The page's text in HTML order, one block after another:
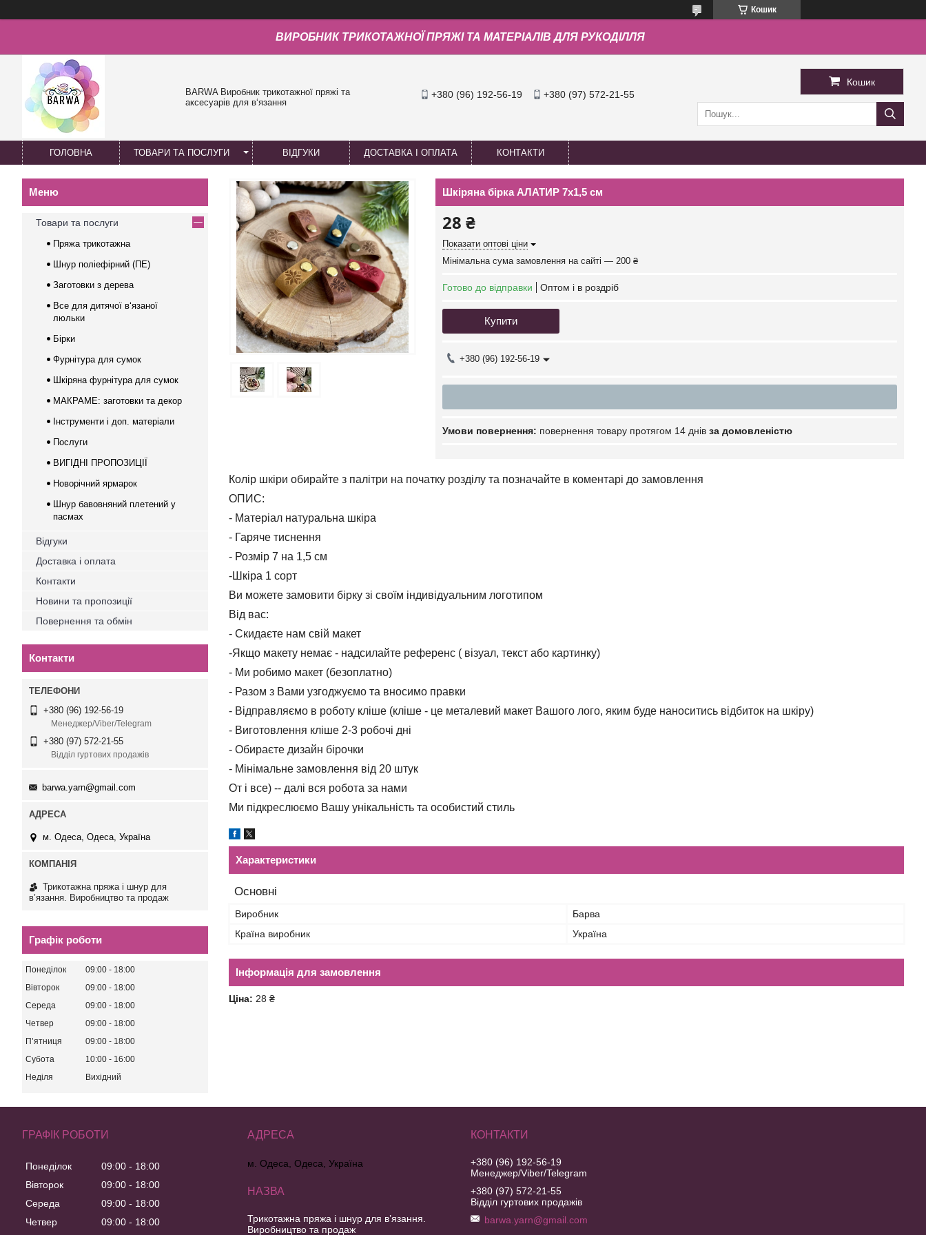
Кошик
ВИРОБНИК ТРИКОТАЖНОЇ ПРЯЖІ ТА МАТЕРІАЛІВ ДЛЯ РУКОДІЛЛЯ
BARWA Виробник трикотажної пряжі та
аксесуарів для в‘язання
+380 (96) 192-56-19 +380 (97) 572-21-55
Кошик
ГОЛОВНА ТОВАРИ ТА ПОСЛУГИ ВІДГУКИ ДОСТАВКА І ОПЛАТА КОНТАКТИ
Шкіряна бірка АЛАТИР 7х1,5 см
28 ₴
Показати оптові ціни
Мінімальна сума замовлення на сайті — 200 ₴
Готово до відправки Оптом і в роздріб
Купити
+380 (96) 192-56-19
повернення товару протягом 14 днів за домовленістю
Колір шкіри обирайте з палітри на початку розділу та позначайте в коментарі до замовлення
ОПИС:
- Матеріал натуральна шкіра
- Гаряче тиснення
- Розмір 7 на 1,5 см
-Шкіра 1 сорт
Ви можете замовити бірку зі своїм індивідуальним логотипом
Від вас:
- Скидаєте нам свій макет
-Якщо макету немає - надсилайте референс ( візуал, текст або картинку)
- Ми робимо макет (безоплатно)
- Разом з Вами узгоджуємо та вносимо правки
- Відправляємо в роботу кліше (кліше - це металевий макет Вашого лого, яким буде наноситись відбиток на шкіру)
- Виготовлення кліше 2-3 робочі дні
- Обираєте дизайн бірочки
- Мінімальне замовлення від 20 штук
От і все) -- далі вся робота за нами
Ми підкреслюємо Вашу унікальність та особистий стиль
Характеристики
Основні
Виробник
Барва
Країна виробник
Україна
Інформація для замовлення
Ціна: 28 ₴
Товари та послуги
Пряжа трикотажна
Шнур поліефірний (ПЕ)
Заготовки з дерева
Все для дитячої в‘язаної
люльки
Бірки
Фурнітура для сумок
Шкіряна фурнітура для сумок
МАКРАМЕ: заготовки та декор
Інструменти і доп. матеріали
Послуги
ВИГІДНІ ПРОПОЗИЦІЇ
Новорічний ярмарок
Шнур бавовняний плетений у
пасмах
Відгуки
Доставка і оплата
Контакти
Новини та пропозиції
Повернення та обмін
Контакти
+380 (96) 192-56-19
Менеджер/Viber/Telegram
+380 (97) 572-21-55
Відділ гуртових продажів
barwa.yarn@gmail.com
м. Одеса, Одеса, Україна
Трикотажна пряжа і шнур для
в’язання. Виробництво та продаж
Графік роботи
Понеділок 09:00
18:00
Вівторок
09:00
18:00
Середа
09:00
18:00
Четвер
09:00
18:00
Пʼятниця
09:00
18:00
Субота
10:00
16:00
Неділя
Вихідний
ГРАФІК РОБОТИ
Понеділок 09:00
18:00
Вівторок
09:00
18:00
Середа
09:00
18:00
Четвер
09:00 18:00
м. Одеса, Одеса, Україна
Трикотажна пряжа і шнур для в’язання.
Виробництво та продаж
+380 (96) 192-56-19
Менеджер/Viber/Telegram
+380 (97) 572-21-55
Відділ гуртових продажів
barwa.yarn@gmail.com